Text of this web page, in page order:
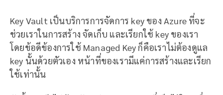
Key Vault เป็นบริการการจัดการ key ของ Azure ที่จะ
ช่วยเราในการสร้าง จัดเก็บ และเรียกใช้ key ของเรา
โดยข้อดีข้องการใช้ Managed Key ก็คือเราไม่ต้องดูแล
key นั้นด้วยตัวเอง หน้าที่ของเรามีแค่การสร้างและเรียก
ใช้เท่านั้น